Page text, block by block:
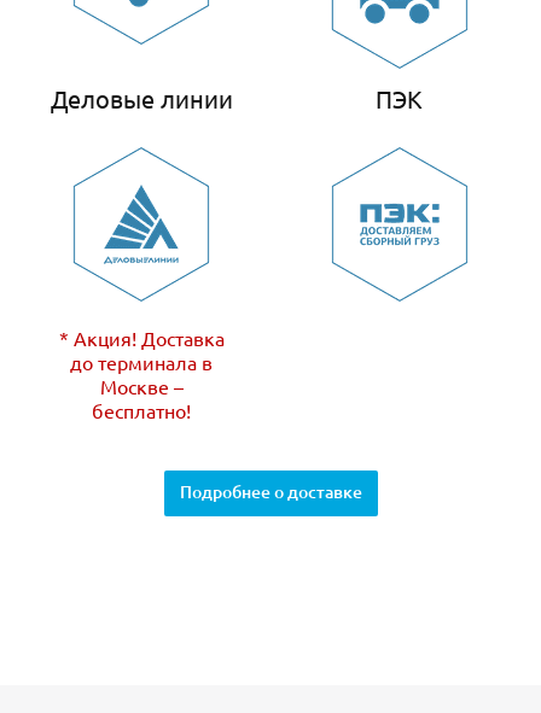
Деловые линии
* Акция! Доставка
до терминала в
Москве –
бесплатно!
ПЭК
Подробнее о доставке